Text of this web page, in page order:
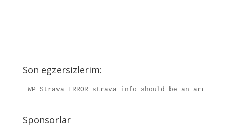
Son egzersizlerim:
WP Strava ERROR strava_info should be an
Sponsorlar